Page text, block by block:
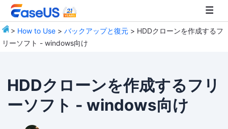
> How to Use >バックアップと復元 > HDDクローンを作成するフ
リーソフト - windows向け
HDDクローンを作成するフリ
ーソフト - windows向け